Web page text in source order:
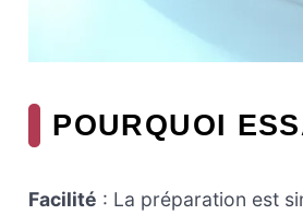
POURQUOI
Facilité : La préparation est